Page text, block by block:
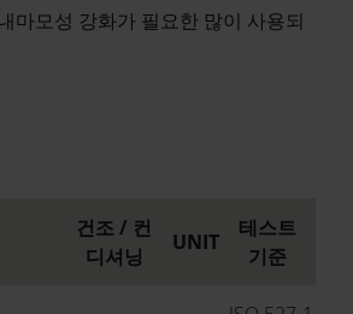
마모성 강화가 필요한 많이 사용되
건조 / 컨
디셔닝
UNIT
테스트
기준